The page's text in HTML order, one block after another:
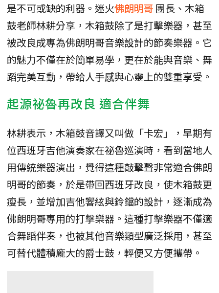
是不可或缺的利器。迷火佛朗明哥 團長、木箱
鼓老師林耕分享，木箱鼓除了是打擊樂器，甚至
被改良成專為佛朗明哥音樂設計的節奏樂器。它
的魅力不僅在於簡單易學，更在於能與音樂、舞
蹈完美互動，帶給人手感與心靈上的雙重享受。
起源祕魯再改良 適合伴舞
林耕表示，木箱鼓音譯又叫做「卡宏」，早期有
位西班牙吉他演奏家在祕魯巡演時，看到當地人
用傳統樂器演出，覺得這種敲擊聲非常適合佛朗
明哥的節奏，於是帶回西班牙改良，使木箱鼓更
瘦長，並增加吉他響絃與鈴鐺的設計，逐漸成為
佛朗明哥專用的打擊樂器。這種打擊樂器不僅適
合舞蹈伴奏，也被其他音樂類型廣泛採用，甚至
可替代體積龐大的爵士鼓，輕便又方便攜帶。